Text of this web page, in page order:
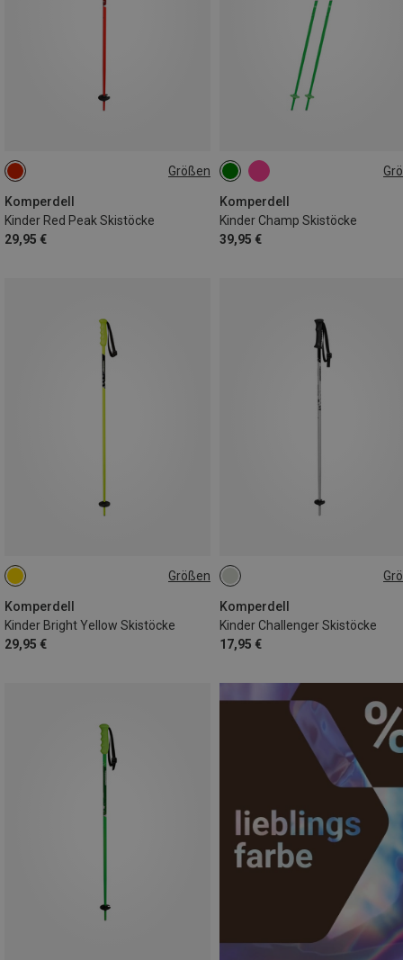
Größen
Komperdell
Kinder Red Peak Skistöcke
29,95 €
90CM
95CM
75CM
Komperdell
Kinder Champ Skistöcke
39,95 €
Größen
Komperdell
Kinder Bright Yellow Skistöcke
29,95 €
75CM
85CM
105CM
Komperdell
Kinder Challenger Skistöcke
17,95 €
70CM